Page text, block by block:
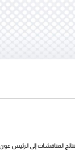
المناقشات إلى الرئيس عون